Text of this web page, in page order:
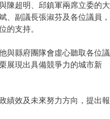
陳超明、邱鎮軍兩席立委的大
、副議長張淑芬及各位議員，
的支持。
與縣府團隊會虛心聽取各位議
展現出具備競爭力的城市新
績效及未來努力方向，提出報